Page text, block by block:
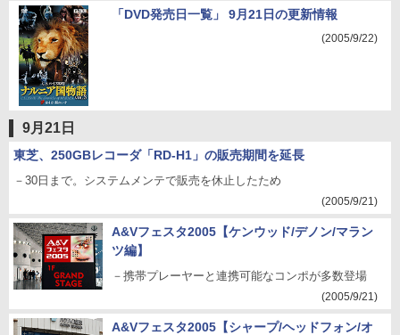
「DVD発売日一覧」 9月21日の更新情報
(2005/9/22)
9月21日
東芝、250GBレコーダ「RD-H1」の販売期間を延長
－30日まで。システムメンテで販売を休止したため
(2005/9/21)
A&Vフェスタ2005【ケンウッド/デノン/マラン
ツ編】
－携帯プレーヤーと連携可能なコンポが多数登場
(2005/9/21)
A&Vフェスタ2005【シャープ/ヘッドフォン/オ